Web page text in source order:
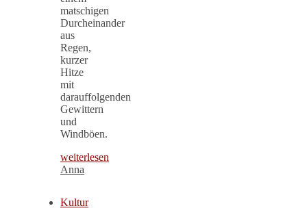
matschigen
Durcheinander
aus
Regen,
kurzer
Hitze
mit
darauffolgenden
Gewittern
und
Windböen.
weiterlesen
Anna
Kultur